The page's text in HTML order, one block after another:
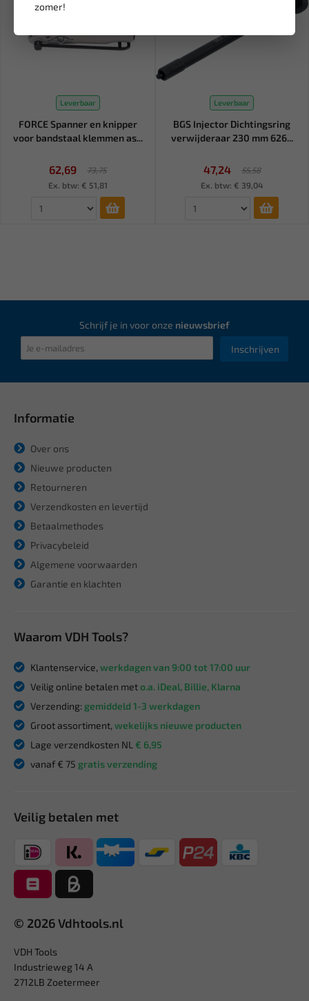
zomer!
Leverbaar
FORCE Spanner en knipper
voor bandstaal klemmen as...
62,69
73,75
Ex. btw: € 51,81
Leverbaar
BGS Injector Dichtingsring
verwijderaar 230 mm 626...
47,24
55,58
Ex. btw: € 39,04
Schrijf je in voor onze nieuwsbrief
Inschrijven
Informatie
Over ons
Nieuwe producten
Retourneren
Verzendkosten en levertijd
Betaalmethodes
Privacybeleid
Algemene voorwaarden
Garantie en klachten
Waarom VDH Tools?
Klantenservice, werkdagen van 9:00 tot 17:00 uur
Veilig online betalen meto.a. iDeal, Billie, Klarna
Verzending: gemiddeld 1-3 werkdagen
Groot assortiment, wekelijks nieuwe producten
Lage verzendkosten NL € 6,95
vanaf € 75 gratis verzending
Veilig betalen met
© 2026 Vdhtools.nl
VDH Tools
Industrieweg 14 A
2712LB Zoetermeer